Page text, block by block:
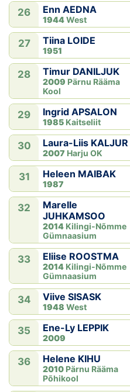
26 Enn AEDNA
1944West
27 Tiina LOIDE
1951
28 Timur DANILJUK
2009 Pärnu Rääma
Kool
29 Ingrid APSALON
1985 Kaitseliit
30 Laura-Liis KALJUR
2007 Harju OK
31 Heleen MAIBAK
1987
32
Marelle
JUHKAMSOO
2014 Kilingi-Nõmme
Gümnaasium
33 Eliise ROOSTMA
2014 Kilingi-Nõmme
Gümnaasium
34 Viive SISASK
1948 West
35 Ene-Ly LEPPIK
2009
36 Helene KIHU
2010 Pärnu Rääma
Põhikool